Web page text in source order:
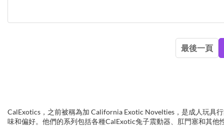
最後一頁
CalExotics，之前被稱為加 California Exotic Novelties，是成人玩具
味和偏好。他們的系列包括各種CalExotic兔子震動器、肛門塞和其